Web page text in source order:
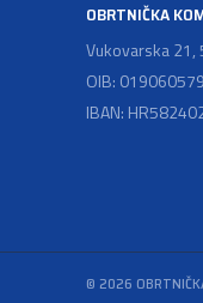
OBRTNIČKA
Vukovarska 21,
OIB:
IBAN:
© 2026